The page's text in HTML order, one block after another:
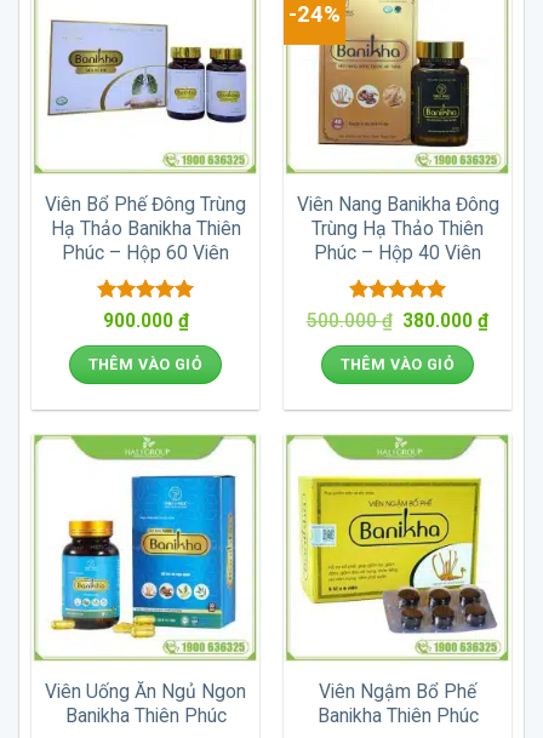
Viên Bổ Phế Đông Trùng
Hạ Thảo Banikha Thiên
Phúc – Hộp 60 Viên
Được xếp
sao
900.000 ₫
THÊM VÀO GIỎ
-24%
Viên Nang Banikha Đông
Trùng Hạ Thảo Thiên
Phúc – Hộp 40 Viên
Được xếp
hạng
sao
500.000₫ Giá
là:
500.000 ₫.
380.000₫Giá
THÊM VÀO GIỎ
Viên Uống Ăn Ngủ Ngon
Banikha Thiên Phúc
Viên Ngậm Bổ Phế
Banikha Thiên Phúc